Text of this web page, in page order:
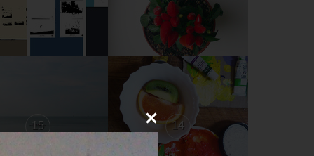
15 14